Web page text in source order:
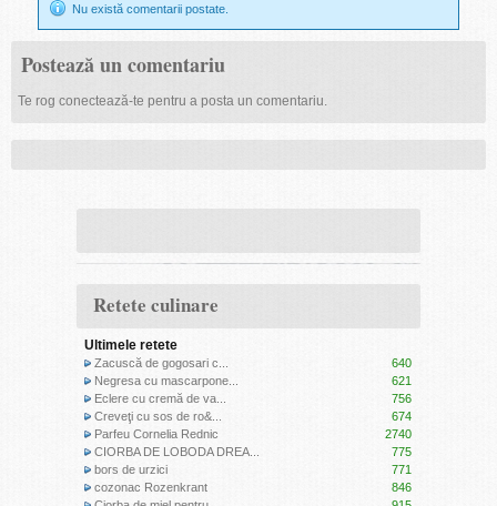
Retete culinare
Ultimele retete
Zacuscă de gogosari c...
640
Negresa cu mascarpone...
621
Eclere cu cremă de va...
756
Creveţi cu sos de ro&...
674
Parfeu Cornelia Rednic
2740
CIORBA DE LOBODA DREA...
775
bors de urzici
771
cozonac Rozenkrant
846
Nu există comentarii postate.
Postează un comentariu
Te rog conectează-te pentru a posta un comentariu.